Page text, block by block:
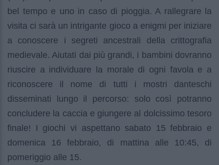
bel tempo e uno in caso di pioggia. A rallegrare la
visita ci sarà un intrigante gioco a enigmi per iniziare
a conoscere i segreti ancestrali della crittografia
medievale. Aiutati dai più grandi, i bambini dovranno
riuscire a individuare la morale di ogni favola e a
riconoscere il nome di tutti i mostri danteschi
disseminati lungo il percorso: solo così potranno
concludere la caccia e giungere al dolcissimo tesoro
finale! I giochi vi aspettano sabato 15 febbraio e
domenica 16 febbraio, di mattina alle 10:45, di
pomeriggio alle 15.